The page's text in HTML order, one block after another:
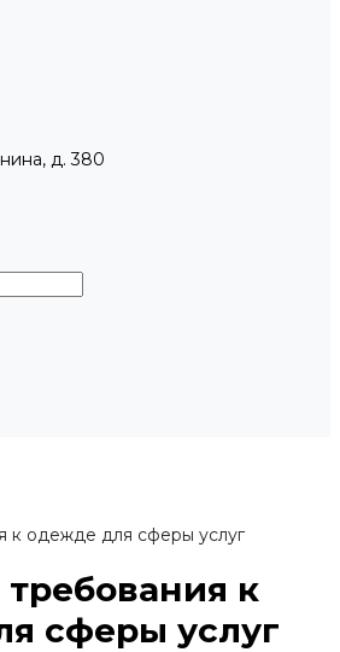
д. 380
к одежде для сферы услуг
к
сферы услуг